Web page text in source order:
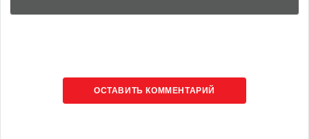
ОСТАВИТЬ КОММЕНТАРИЙ